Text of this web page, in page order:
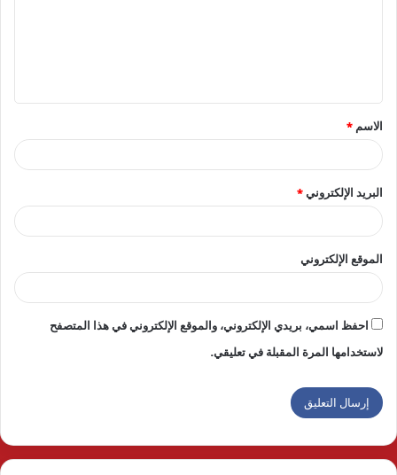
ق
*
الاسم *
البريد الإلكتروني*
الموقع الإلكتروني
احفظ اسمي، بريدي الإلكتروني، والموقع الإلكتروني في هذا المتصفح
لاستخدامها المرة المقبلة في تعليقي.